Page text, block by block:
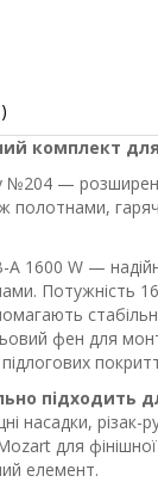
комплект
№204 —
полотнами,
1600 W —
Потужність
фен для
підходить
насадки, різак-
для
елемент.